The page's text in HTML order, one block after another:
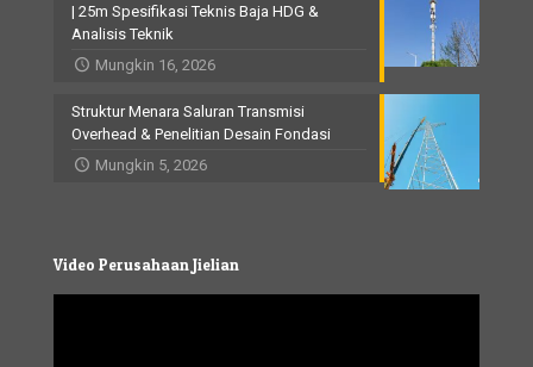
| 25m Spesifikasi Teknis Baja HDG &
Analisis Teknik
Mungkin 16, 2026
Struktur Menara Saluran Transmisi
Overhead & Penelitian Desain Fondasi
Mungkin 5, 2026
Video Perusahaan Jielian